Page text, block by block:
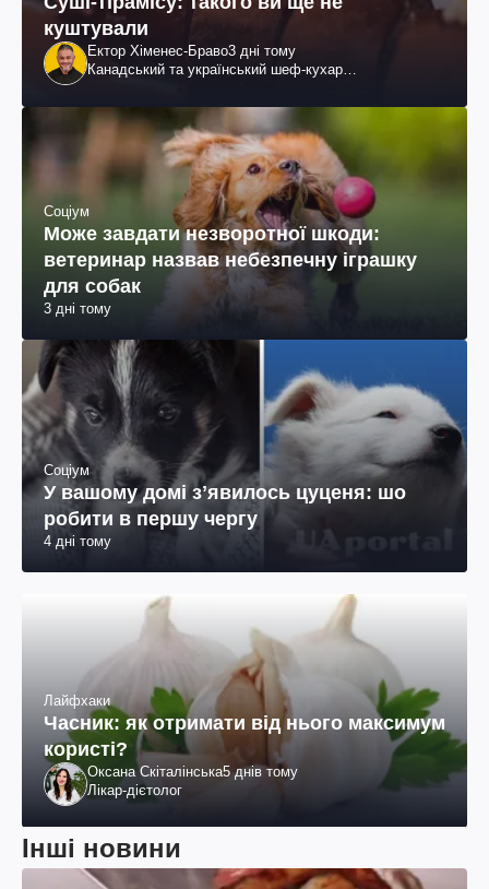
куштували
Ектор Хіменес-Браво3 дні тому
Канадський та український шеф-кухар
Соціум
Може завдати незворотної шкоди:
ветеринар назвав небезпечну іграшку
для собак
3 дні тому
Соціум
У вашому домі зʼявилось цуценя: шо
робити в першу чергу
4 дні тому
Лайфхаки
Часник: як отримати від нього максимум
користі?
Оксана Скіталінська5 днів тому
Лікар-дієтолог
Інші новини